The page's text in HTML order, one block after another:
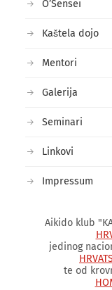
O’Sensei
Kaštela dojo
Mentori
Galerija
Seminari
Linkovi
Impressum
Aikido klub
jedinog
te od